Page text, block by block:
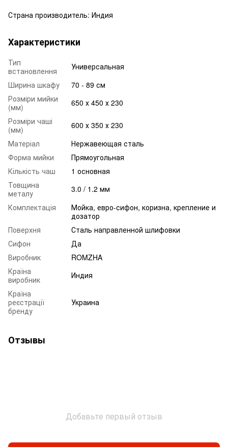
Страна производитель: Индия
Характеристики
Тип
встановлення
Универсальная
Ширина шкафу
70 - 89 см
Розміри мийки
(мм)
650 х 450 х 230
Розміри чаші
(мм)
600 х 350 х 230
Матеріал
Нержавеющая сталь
Форма мийки
Прямоугольная
Кількість чаш
1 основная
Товщина
металу
3.0 / 1.2 мм
Комплектація
Мойка, евро-сифон, коризна, крепление и
дозатор
Поверхня
Сталь направленной шлифовки
Сифон
Да
Виробник
ROMZHA
Країна
виробник
Индия
Країна
реєстрації
бренду
Украина
Отзывы
Добавьте первый отзыв